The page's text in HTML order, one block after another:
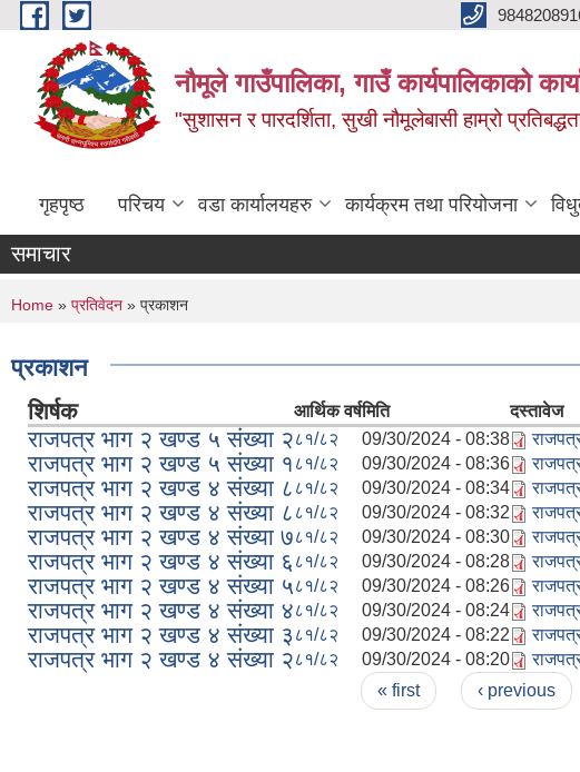
Skip to main content
नौमूले गाउँपालिका, गाउँ कार्यपालिकाको
"सुशासन र पारदर्शिता, सुखी नौमूलेबासी हाम्रो
गृहपृष्ठ परिचय वडा कार्यालयहरु कार्यक्रम तथा परियोजना
समाचार
You are here
Home » प्रतिवेदन » प्रकाशन
प्रकाशन
शिर्षक आर्थिक वर्षमिति दस्तावेज
राजपत्र भाग २ खण्ड ५ संख्या २८१/८२ 09/30/2024 - 08:38
राजपत्र भाग २ खण्ड ५ संख्या १ ८१/८२ 09/30/2024 - 08:36
राजपत्र भाग २ खण्ड ४ संख्या ८ ८१/८२ 09/30/2024 - 08:34
राजपत्र भाग २ खण्ड ४ संख्या ८ ८१/८२ 09/30/2024 - 08:32
राजपत्र भाग २ खण्ड ४ संख्या ७८१/८२ 09/30/2024 - 08:30
राजपत्र भाग २ खण्ड ४ संख्या ६ ८१/८२ 09/30/2024 - 08:28
राजपत्र भाग २ खण्ड ४ संख्या ५८१/८२ 09/30/2024 - 08:26
राजपत्र भाग २ खण्ड ४ संख्या ४८१/८२ 09/30/2024 - 08:24
राजपत्र भाग २ खण्ड ४ संख्या ३८१/८२ 09/30/2024 - 08:22
राजपत्र भाग २ खण्ड ४ संख्या २८१/८२ 09/30/2024 - 08:20
« first ‹ previous